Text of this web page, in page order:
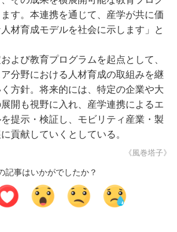
す。本連携を通じて、産学が共に価
材育成モデルを社会に示します」と
よび教育プログラムを起点として、
分野における人材育成の取組みを継
方針。将来的には、特定の企業や大
開も視野に入れ、産学連携によるエ
提示・検証し、モビリティ産業・製
貢献していくとしている。
《風巻塔子》
記事はいかがでしたか？